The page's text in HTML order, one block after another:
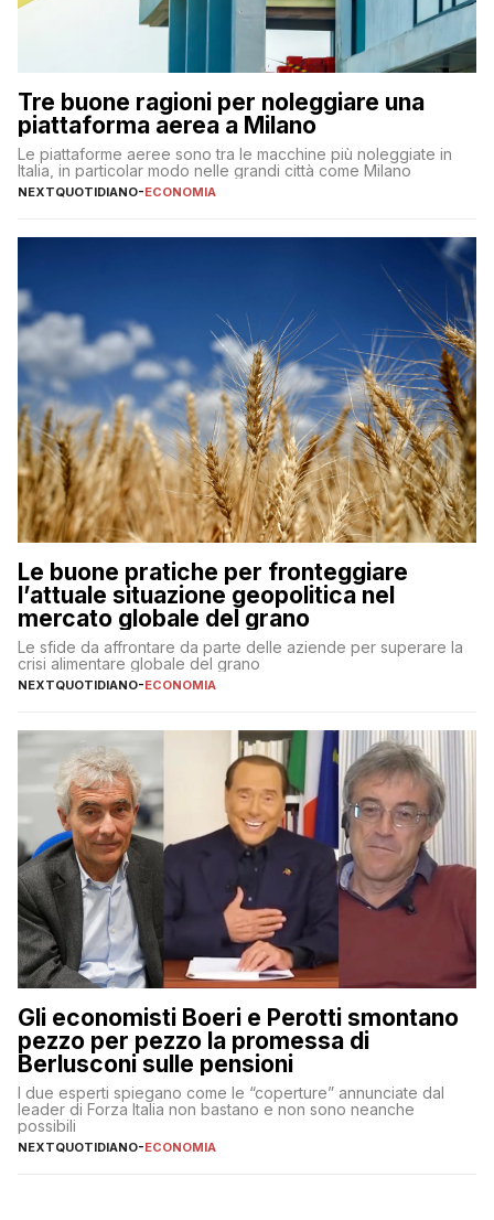
Tre buone ragioni per noleggiare una
piattaforma aerea a Milano
Le piattaforme aeree sono tra le macchine più noleggiate in
Italia, in particolar modo nelle grandi città come Milano
NEXTQUOTIDIANO-ECONOMIA
Le buone pratiche per fronteggiare
l’attuale situazione geopolitica nel
mercato globale del grano
Le sfide da affrontare da parte delle aziende per superare la
crisi alimentare globale del grano
NEXTQUOTIDIANO-ECONOMIA
Gli economisti Boeri e Perotti smontano
pezzo per pezzo la promessa di
Berlusconi sulle pensioni
I due esperti spiegano come le “coperture” annunciate dal
leader di Forza Italia non bastano e non sono neanche
possibili
NEXTQUOTIDIANO-ECONOMIA